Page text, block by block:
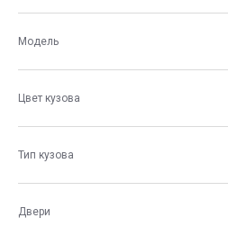
Модель
Цвет кузова
Тип кузова
Двери